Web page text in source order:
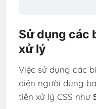
Sử dụng các
xử lý
Việc sử dụng các
diện người dùng
tiền xử lý CSS như